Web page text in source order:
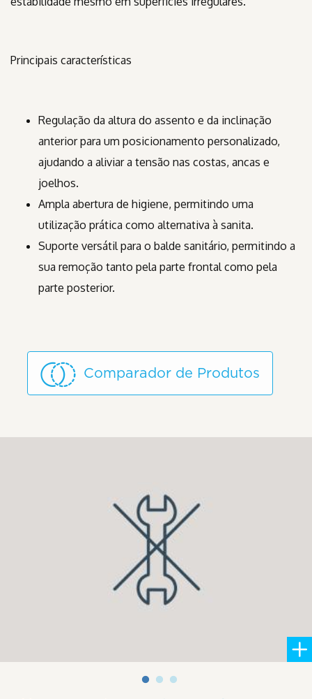
Principais características
Regulação da altura do assento e da inclinação
anterior para um posicionamento personalizado,
ajudando a aliviar a tensão nas costas, ancas e
joelhos.
Ampla abertura de higiene, permitindo uma
utilização prática como alternativa à sanita.
Suporte versátil para o balde sanitário, permitindo a
sua remoção tanto pela parte frontal como pela
parte posterior.
Comparador de Produtos